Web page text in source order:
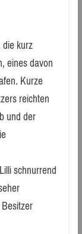
kurz
eines davon
Kurze
reichten
und der
schnurrend